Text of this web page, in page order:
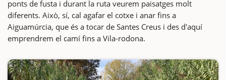
ponts de fusta i durant la ruta veurem paisatges molt
diferents. Això, sí, cal agafar el cotxe i anar fins a
Aiguamúrcia, que és a tocar de Santes Creus i des d'aquí
emprendrem el camí fins a Vila-rodona.